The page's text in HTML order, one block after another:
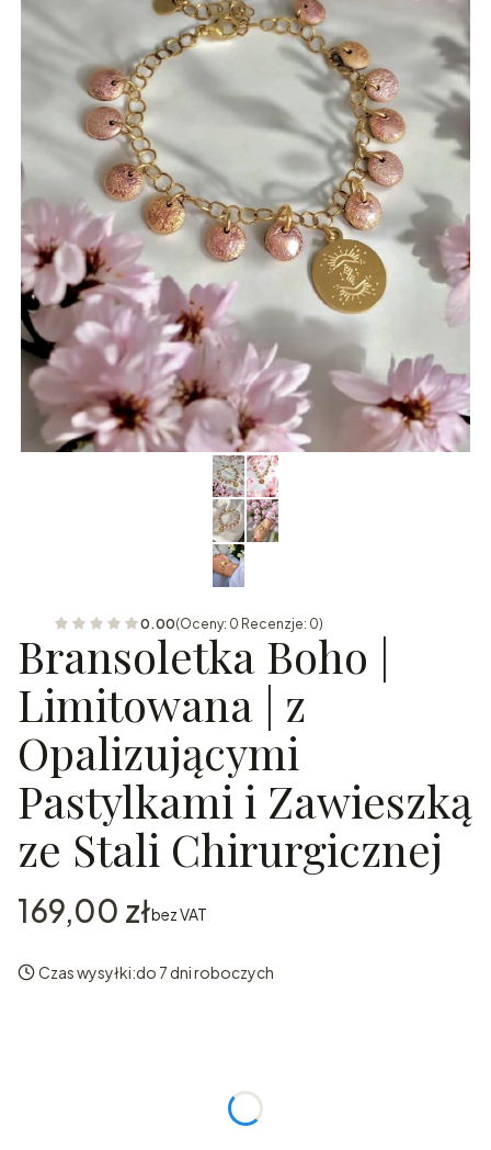
0.00(Oceny: 0 Recenzje: 0)
Bransoletka Boho |
Limitowana | z
Opalizującymi
Pastylkami i Zawieszką
ze Stali Chirurgicznej
Cena
169,00 złbez VAT
Czas wysyłki:do 7 dni roboczych